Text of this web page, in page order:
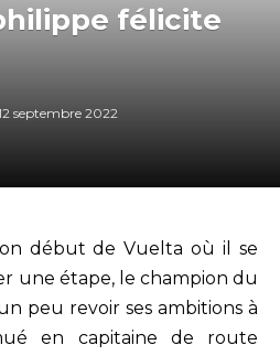
félicite
septembre 2022
début de Vuelta où il se
une étape, le champion du
peu revoir ses ambitions à
en capitaine de route